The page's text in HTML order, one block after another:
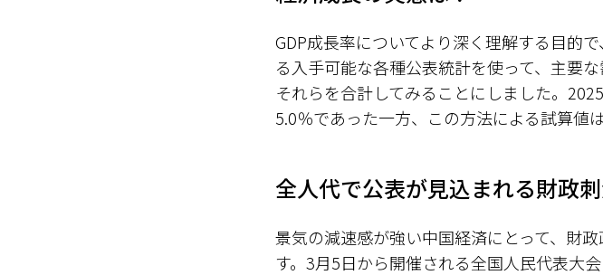
GDP成長率についてより深く理解する目的
る入手可能な各種公表統計を使って、主要
それらを合計してみることにしました。
5.0％であった一方、この方法による試算値
全人代で公表が見込まれる財政
景気の減速感が強い中国経済にとって、財
す。3月5日から開催される全国人民代表大